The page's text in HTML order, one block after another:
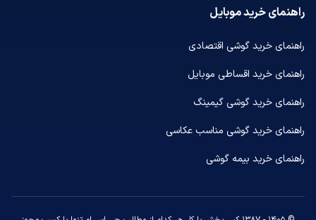
راهنمای خرید موبایل
راهنمای خرید گوشی اقتصادی
راهنمای خرید اقساطی موبایل
راهنمای خرید گوشی گیمینگ
راهنمای خرید گوشی مناسب عکاسی
راهنمای خرید بیمه گوشی